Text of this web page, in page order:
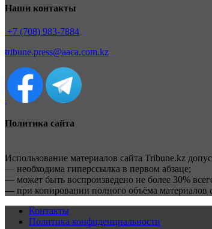
Наши контакты
+7 (708) 983-7884
tribune.press@aaca.com.kz
Политика сайта
Использование материалов сайта Tribune.kz
— необходима гиперссылка в первом абзаце;
— может быть воспроизведено не более 30%
— при копировании полного объёма материалов
Контакты
Политика конфиденциальности